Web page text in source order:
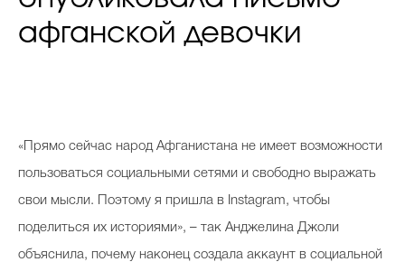
афганской девочки
«Прямо сейчас народ Афганистана не имеет возможности
пользоваться социальными сетями и свободно выражать
свои мысли. Поэтому я пришла в Instagram, чтобы
поделиться их историями», – так Анджелина Джоли
объяснила, почему наконец создала аккаунт в социальной